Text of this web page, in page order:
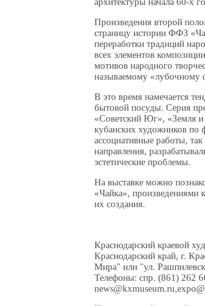
Произведения второй
страницу истории ФФЗ
переработки традиций
всех элементов
мотивов народного
называемому «лубочному
В это время намечается
бытовой посуды. Серия
«Советский Юг», «Земля
кубанских художников по
ассоциативные работы,
направления,
эстетические проблемы.
На выставке можно
«Чайка», произведениями
их создания.
Краснодарский краевой
Краснодарский край, г.
Мира" или "ул.
Телефоны: спр. (861) 262